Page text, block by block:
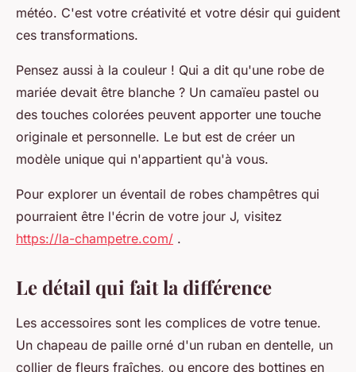
météo. C'est votre créativité et votre désir qui guident
ces transformations.
Pensez aussi à la couleur ! Qui a dit qu'une robe de
mariée devait être blanche ? Un camaïeu pastel ou
des touches colorées peuvent apporter une touche
originale et personnelle. Le but est de créer un
modèle unique qui n'appartient qu'à vous.
Pour explorer un éventail de robes champêtres qui
pourraient être l'écrin de votre jour J, visitez
https://la-champetre.com/ .
Le détail qui fait la différence
Les accessoires sont les complices de votre tenue.
Un chapeau de paille orné d'un ruban en dentelle, un
collier de fleurs fraîches, ou encore des bottines en